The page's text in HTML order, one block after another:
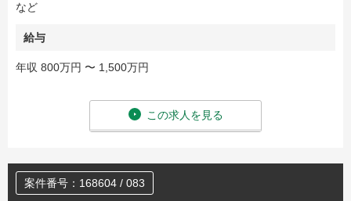
など
給与
年収 800万円 〜 1,500万円
この求人を見る
案件番号：168604 / 083